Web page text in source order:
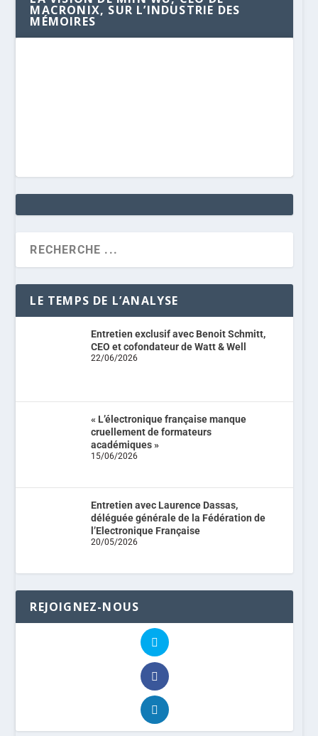
MACRONIX, SUR L’INDUSTRIE DES
MÉMOIRES
LE TEMPS DE L’ANALYSE
Entretien exclusif avec Benoit Schmitt,
CEO et cofondateur de Watt & Well
22/06/2026
« L’électronique française manque
cruellement de formateurs
académiques »
15/06/2026
Entretien avec Laurence Dassas,
déléguée générale de la Fédération de
l’Electronique Française
20/05/2026
REJOIGNEZ-NOUS